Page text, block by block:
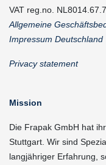
VAT reg.no.
Allgemeine
Impressum Deutschland
Privacy statement
Mission
Die Frapak GmbH hat
Stuttgart. Wir sind
langjähriger Erfahrung,